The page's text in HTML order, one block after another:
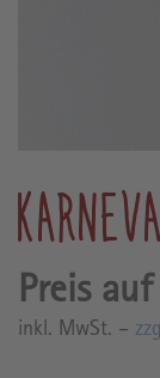
inkl. MwSt. –